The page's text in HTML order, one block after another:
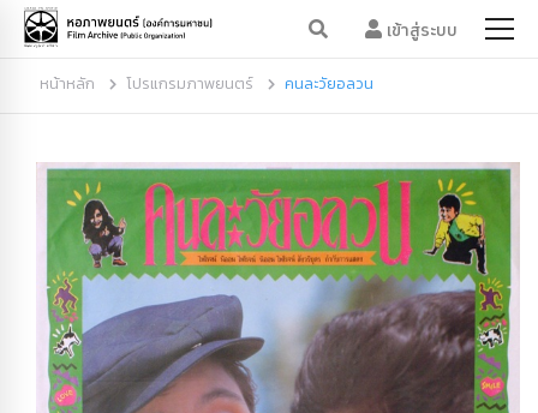
เข้าสู่ระบบ
หน้าหลัก โปรแกรมภาพยนตร์ คนละวัยอลวน